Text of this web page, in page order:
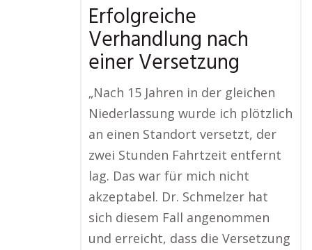
Erfolgreiche
Verhandlung nach
einer Versetzung
„Nach 15 Jahren in der gleichen
Niederlassung wurde ich plötzlich
an einen Standort versetzt, der
zwei Stunden Fahrtzeit entfernt
lag. Das war für mich nicht
akzeptabel. Dr. Schmelzer hat
sich diesem Fall angenommen
und erreicht, dass die Versetzung